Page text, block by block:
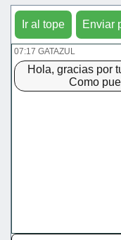
Ir al tope Enviar
07:17 GATAZUL
Hola, gracias por
Como